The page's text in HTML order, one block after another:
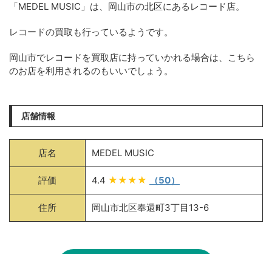
「MEDEL MUSIC」は、岡山市の北区にあるレコード店。
レコードの買取も行っているようです。
岡山市でレコードを買取店に持っていかれる場合は、こちら
のお店を利用されるのもいいでしょう。
店舗情報
店名 MEDEL MUSIC
評価 4.4 ★★★★ （50）
住所 岡山市北区奉還町3丁目13-6